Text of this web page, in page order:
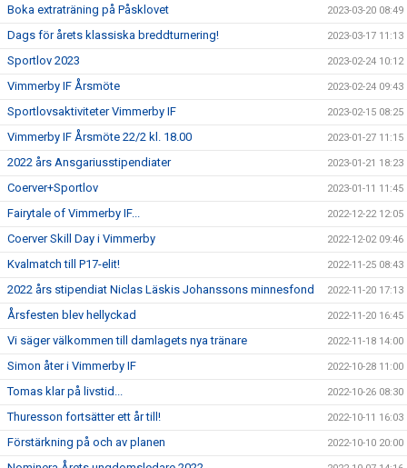
Boka extraträning på Påsklovet 2023-03-20 08:49
Dags för årets klassiska breddturnering! 2023-03-17 11:13
Sportlov 2023 2023-02-24 10:12
Vimmerby IF Årsmöte 2023-02-24 09:43
Sportlovsaktiviteter Vimmerby IF 2023-02-15 08:25
Vimmerby IF Årsmöte 22/2 kl. 18.00 2023-01-27 11:15
2022 års Ansgariusstipendiater 2023-01-21 18:23
Coerver+Sportlov 2023-01-11 11:45
Fairytale of Vimmerby IF... 2022-12-22 12:05
Coerver Skill Day i Vimmerby 2022-12-02 09:46
Kvalmatch till P17-elit! 2022-11-25 08:43
2022 års stipendiat Niclas Läskis Johanssons minnesfond 2022-11-20 17:13
Årsfesten blev hellyckad 2022-11-20 16:45
Vi säger välkommen till damlagets nya tränare 2022-11-18 14:00
Simon åter i Vimmerby IF 2022-10-28 11:00
Tomas klar på livstid... 2022-10-26 08:30
Thuresson fortsätter ett år till! 2022-10-11 16:03
Förstärkning på och av planen 2022-10-10 20:00